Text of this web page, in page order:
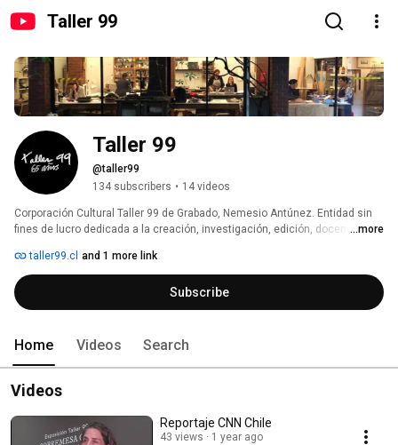
Taller 99
Taller 99
@taller99
134 subscribers • 14 videos
Corporación Cultural Taller 99 de Grabado, Nemesio Antúnez. Entidad sin
fines de lucro dedicada a la creación, investigación, edición, docencia y
Nemesio Antúnez en 1956.
...more
taller99.cl and 1 more link
Subscribe
Home Videos Search
Videos
Reportaje CNN Chile
43 views 1 year ago